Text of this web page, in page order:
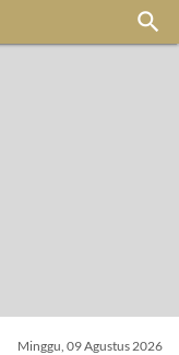

Minggu, 09 Agustus 2026